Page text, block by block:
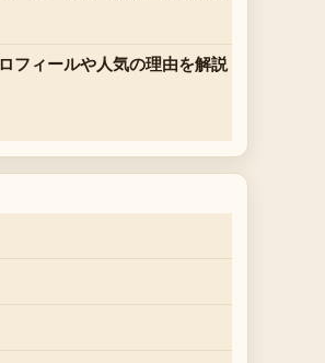
フィールや人気の理由を解説